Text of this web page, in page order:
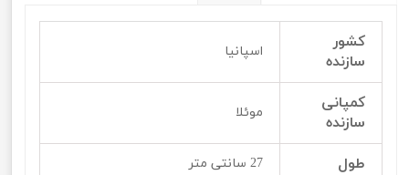
کشور
سازنده
اسپانیا
کمپانی
سازنده
موئلا
طول 27 سانتی متر